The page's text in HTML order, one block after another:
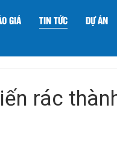
GIÁ TIN TỨC
DỰ ÁN
rác